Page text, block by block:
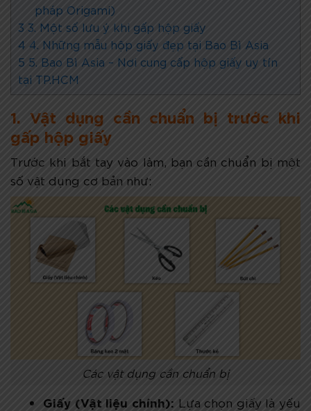
pháp Origami)
3 3. Một số lưu ý khi gấp hộp giấy
4 4. Những mẫu hộp giấy đẹp tại Bao Bì Asia
5 5. Bao Bì Asia – Nơi cung cấp hộp giấy uy tín
tại TP.HCM
1. Vật dụng cần chuẩn bị trước khi
gấp hộp giấy
Trước khi bắt tay vào làm, bạn cần chuẩn bị một
số vật dụng cơ bản như:
Các vật dụng cần chuẩn bị
Giấy (Vật liệu chính): Lựa chọn giấy là yếu